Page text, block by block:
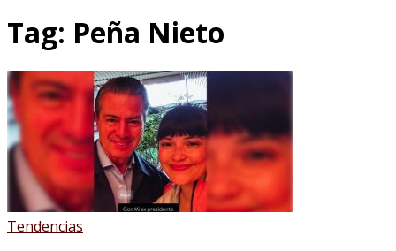
Tag: Peña Nieto
Tendencias